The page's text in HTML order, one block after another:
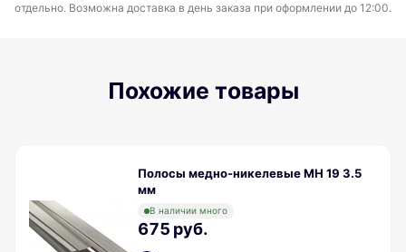
отдельно. Возможна доставка в день заказа при оформлении до 12:00.
Похожие товары
Полосы медно-никелевые МН 19 3.5
мм
В наличии много
675 руб.